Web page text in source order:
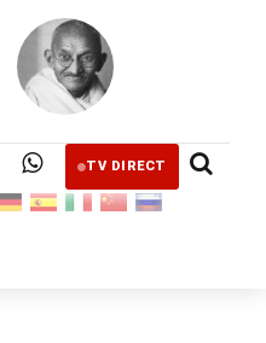
TV DIRECT